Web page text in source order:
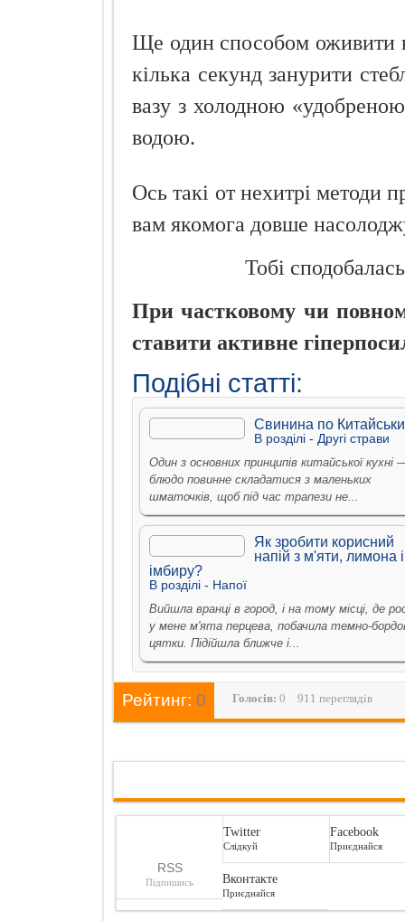
Ще один способом оживити
кілька секунд занурити
вазу з холодною
водою.
Ось такі от нехитрі методи
вам якомога довше
Тобі
При частковому чи
ставити активне
Подібні статті:
Свинина по Китайськи
В рoздiлi - Другi страви
Один з основних принципів китайської кухні
блюдо повинне складатися з маленьких
шматочків, щоб під час трапези не...
Як зробити корисний
напій з м'яти, лимона і
імбиру?
В рoздiлi - Напої
Вийшла вранці в город, і на тому місці, де
у мене м'ята перцева, побачила темно-
цятки. Підійшла ближче і...
Рейтинг: 0 Голосiв: 0 911 переглядів
RSS
Підпишись
Twitter
Слідкуй
Facebook
Приєднайся
Вконтакте
Приєднайся